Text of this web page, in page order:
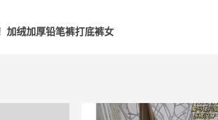
加绒加厚铅笔裤打底裤女